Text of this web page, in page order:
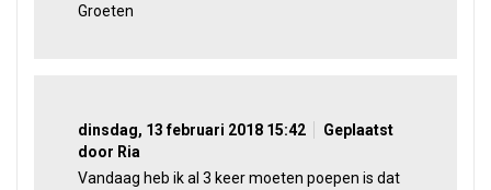
Groeten
dinsdag, 13 februari 2018 15:42
Geplaatst
door Ria
Vandaag heb ik al 3 keer moeten poepen is dat